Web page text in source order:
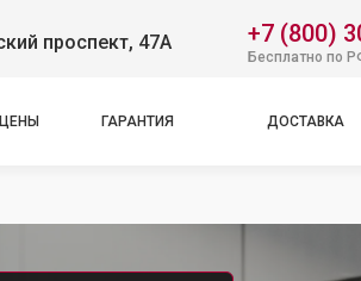
проспект, 47А +7 (800)
Бесплатно по
ЦЕНЫ ГАРАНТИЯ ДОСТАВКА